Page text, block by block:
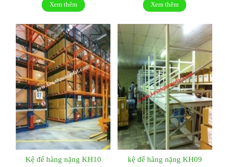
Xem thêm Xem thêm
Kệ để hàng nặng KH10 kệ để hàng nặng KH09